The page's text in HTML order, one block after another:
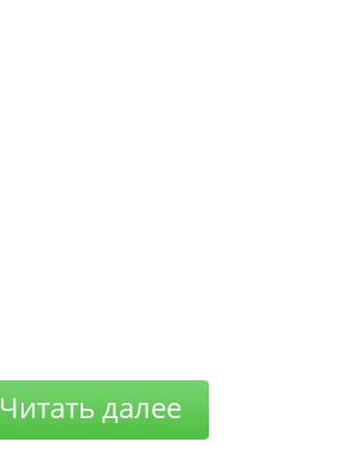
Читать далее